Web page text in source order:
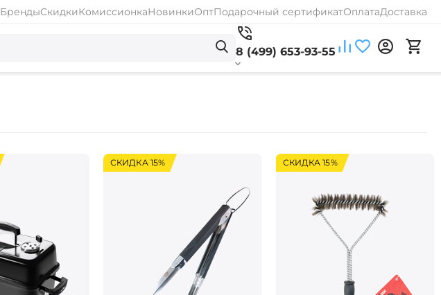
БрендыСкидкиКомиссионкаНовинкиОптПодарочный сертификатОплатаДоставка
8 (499) 653-93-55
СКИДКА 15% СКИДКА 15%